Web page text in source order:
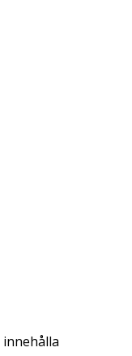
innehålla